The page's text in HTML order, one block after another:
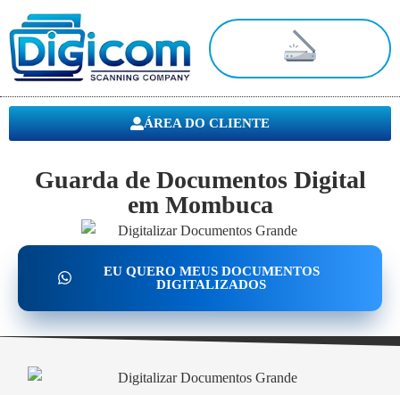
ÁREA DO CLIENTE
Guarda de Documentos Digital
em Mombuca
EU QUERO MEUS DOCUMENTOS
DIGITALIZADOS